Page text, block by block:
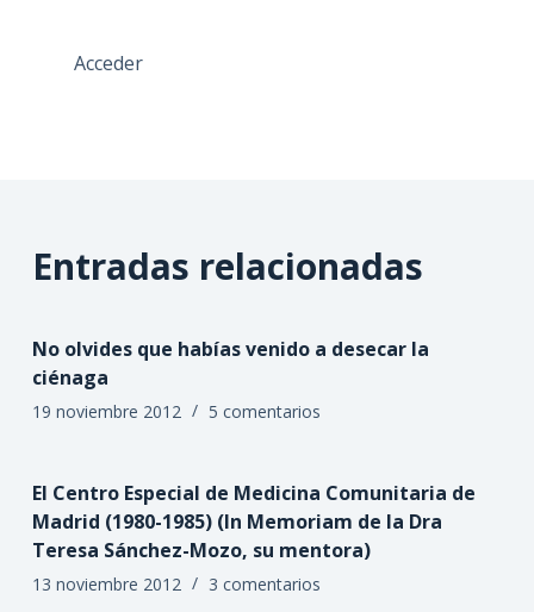
Acceder
Entradas relacionadas
No olvides que habías venido a desecar la
ciénaga
19 noviembre 2012 5 comentarios
El Centro Especial de Medicina Comunitaria de
Madrid (1980-1985) (In Memoriam de la Dra
Teresa Sánchez-Mozo, su mentora)
13 noviembre 2012 3 comentarios